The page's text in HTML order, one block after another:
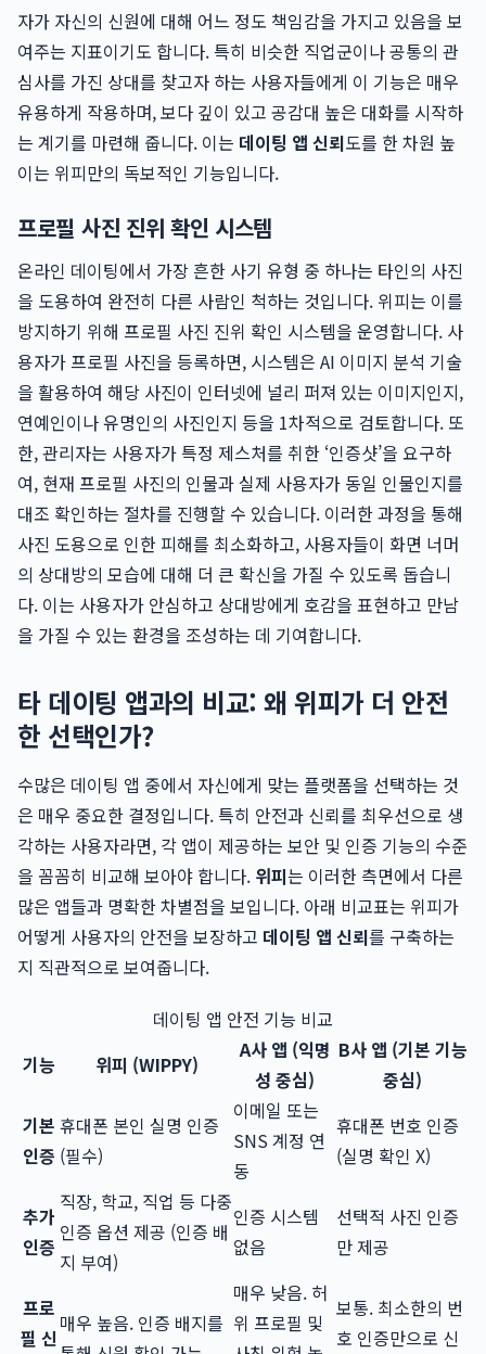
자가 자신의 신원에 대해 어느 정도 책임감을 가지고 있음을 보
여주는 지표이기도 합니다. 특히 비슷한 직업군이나 공통의 관
심사를 가진 상대를 찾고자 하는 사용자들에게 이 기능은 매우
유용하게 작용하며, 보다 깊이 있고 공감대 높은 대화를 시작하
는 계기를 마련해 줍니다. 이는 데이팅 앱 신뢰도를 한 차원 높
이는 위피만의 독보적인 기능입니다.
프로필 사진 진위 확인 시스템
온라인 데이팅에서 가장 흔한 사기 유형 중 하나는 타인의 사진
을 도용하여 완전히 다른 사람인 척하는 것입니다. 위피는 이를
방지하기 위해 프로필 사진 진위 확인 시스템을 운영합니다. 사
용자가 프로필 사진을 등록하면, 시스템은 AI 이미지 분석 기술
을 활용하여 해당 사진이 인터넷에 널리 퍼져 있는 이미지인지,
연예인이나 유명인의 사진인지 등을 1차적으로 검토합니다. 또
한, 관리자는 사용자가 특정 제스처를 취한 ‘인증샷’을 요구하
여, 현재 프로필 사진의 인물과 실제 사용자가 동일 인물인지를
대조 확인하는 절차를 진행할 수 있습니다. 이러한 과정을 통해
사진 도용으로 인한 피해를 최소화하고, 사용자들이 화면 너머
의 상대방의 모습에 대해 더 큰 확신을 가질 수 있도록 돕습니
다. 이는 사용자가 안심하고 상대방에게 호감을 표현하고 만남
을 가질 수 있는 환경을 조성하는 데 기여합니다.
타 데이팅 앱과의 비교: 왜 위피가 더 안전
한 선택인가?
수많은 데이팅 앱 중에서 자신에게 맞는 플랫폼을 선택하는 것
은 매우 중요한 결정입니다. 특히 안전과 신뢰를 최우선으로 생
각하는 사용자라면, 각 앱이 제공하는 보안 및 인증 기능의 수준
을 꼼꼼히 비교해 보아야 합니다. 위피는 이러한 측면에서 다른
많은 앱들과 명확한 차별점을 보입니다. 아래 비교표는 위피가
어떻게 사용자의 안전을 보장하고 데이팅 앱 신뢰를 구축하는
지 직관적으로 보여줍니다.
데이팅 앱 안전 기능 비교
기능
위피 (WIPPY)
A사 앱 (익명
성 중심)
B사 앱 (기본 기능
중심)
기본
인증
휴대폰 본인 실명 인증
(필수)
이메일 또는
SNS 계정 연
동
휴대폰 번호 인증
(실명 확인 X)
추가
인증
직장, 학교, 직업 등 다중
인증 옵션 제공 (인증 배
지 부여)
인증 시스템
없음
선택적 사진 인증
만 제공
프로
필 신
매우 높음. 인증 배지를
매우 낮음. 허
위 프로필 및
보통. 최소한의 번
호 인증만으로 신